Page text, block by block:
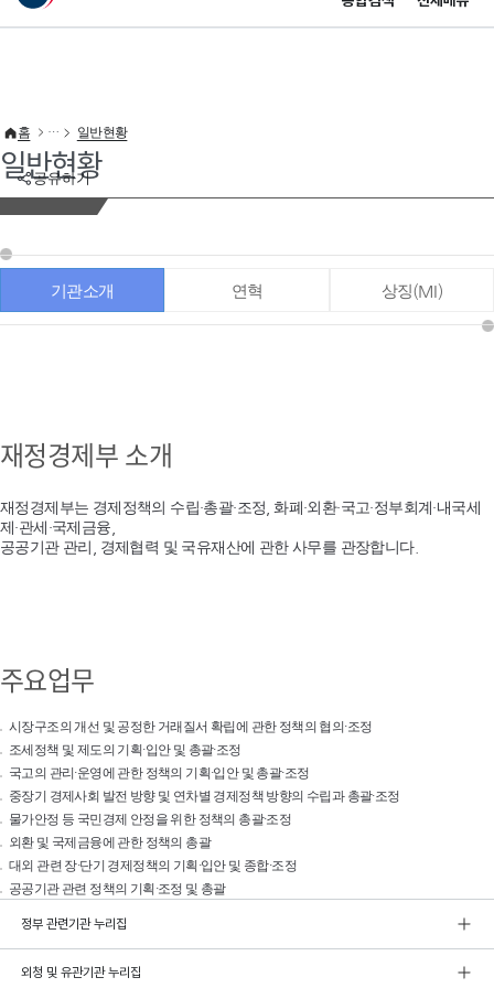
이 누리집은 대한민국 공식 전자정부 누리집입니다.
공유하기
홈 일반현황
일반현황
기관소개 연혁 상징(MI)
재정경제부 소개
재정경제부는 경제정책의 수립·총괄·조정, 화폐·외환·국고·정부회계·내국세
제·관세·국제금융,
공공기관 관리, 경제협력 및 국유재산에 관한 사무를 관장합니다.
주요업무
시장구조의 개선 및 공정한 거래질서 확립에 관한 정책의 협의·조정
조세정책 및 제도의 기획·입안 및 총괄·조정
국고의 관리·운영에 관한 정책의 기획·입안 및 총괄·조정
중장기 경제사회 발전 방향 및 연차별 경제정책 방향의 수립과 총괄·조정
물가안정 등 국민경제 안정을 위한 정책의 총괄·조정
외환 및 국제금융에 관한 정책의 총괄
대외 관련 장·단기 경제정책의 기획·입안 및 종합·조정
공공기관 관련 정책의 기획·조정 및 총괄
정부 관련기관 누리집
외청 및 유관기관 누리집